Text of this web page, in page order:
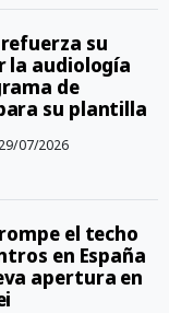
su
la audiología
de
su plantilla
07/2026
el techo
en España
apertura en